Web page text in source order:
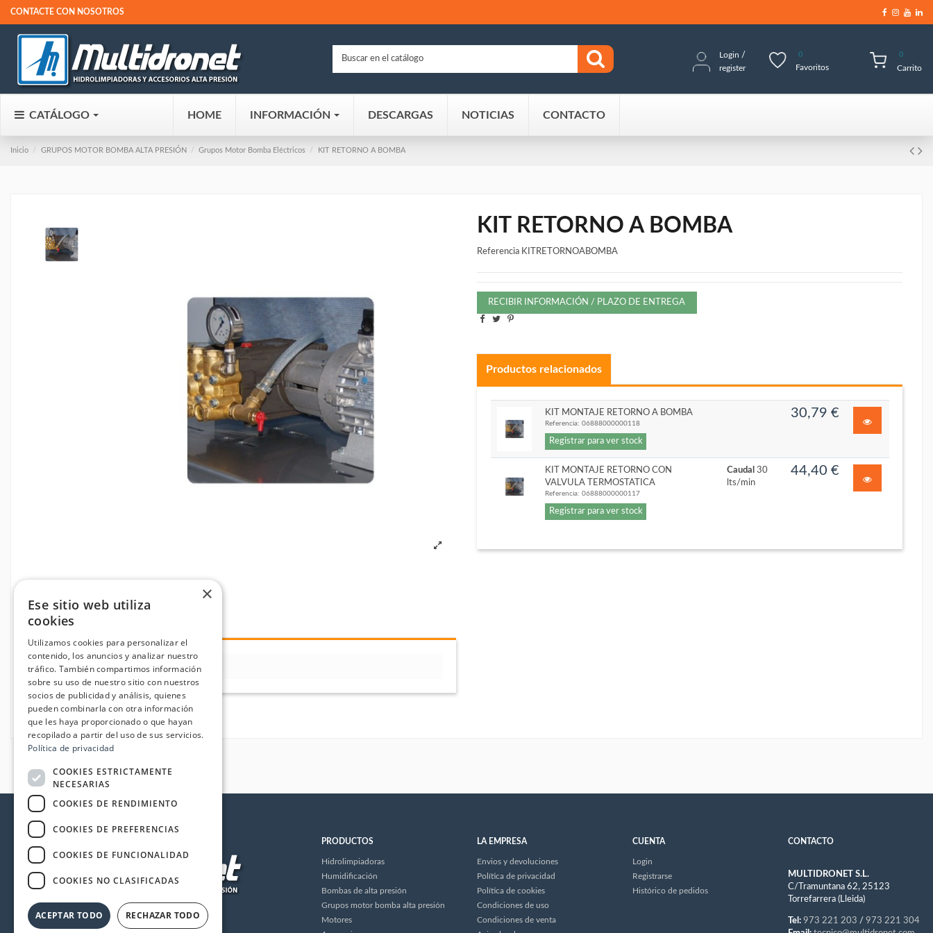
CONTACTE CON NOSOTROS
Login /
register
0
Favoritos
0
Carrito
CATÁLOGO HOME INFORMACIÓN DESCARGAS NOTICIAS CONTACTO
Inicio GRUPOS MOTOR BOMBA ALTA PRESIÓN Grupos Motor Bomba Eléctricos KIT RETORNO A BOMBA
Descargas
INFORMACION KITS GMB
KIT RETORNO A BOMBA
Referencia KITRETORNOABOMBA
RECIBIR INFORMACIÓN / PLAZO DE ENTREGA
Productos relacionados
KIT MONTAJE RETORNO A BOMBA
Referencia:06888000000118
Registrar para ver stock
30,79 €
KIT MONTAJE RETORNO CON
VALVULA TERMOSTATICA
Referencia:06888000000117
Registrar para ver stock
Caudal 30
lts/min
44,40 €
PRODUCTOS
Hidrolimpiadoras
Humidificación
Bombas de alta presión
Grupos motor bomba alta presión
Motores
LA EMPRESA
Envios y devoluciones
Política de privacidad
Política de cookies
Condiciones de uso
Condiciones de venta
CUENTA
Login
Registrarse
Histórico de pedidos
CONTACTO
MULTIDRONET S.L.
C/Tramuntana 62, 25123
Torrefarrera (Lleida)
Tel: 973 221 203 / 973 221 304
×
Ese sitio web utiliza
cookies
Utilizamos cookies para personalizar el
contenido, los anuncios y analizar nuestro
tráfico. También compartimos información
sobre su uso de nuestro sitio con nuestros
socios de publicidad y análisis, quienes
pueden combinarla con otra información
que les haya proporcionado o que hayan
recopilado a partir del uso de sus servicios.
Política de privacidad
COOKIES ESTRICTAMENTE
NECESARIAS
COOKIES DE RENDIMIENTO
COOKIES DE PREFERENCIAS
COOKIES DE FUNCIONALIDAD
COOKIES NO CLASIFICADAS
ACEPTAR TODO RECHAZAR TODO